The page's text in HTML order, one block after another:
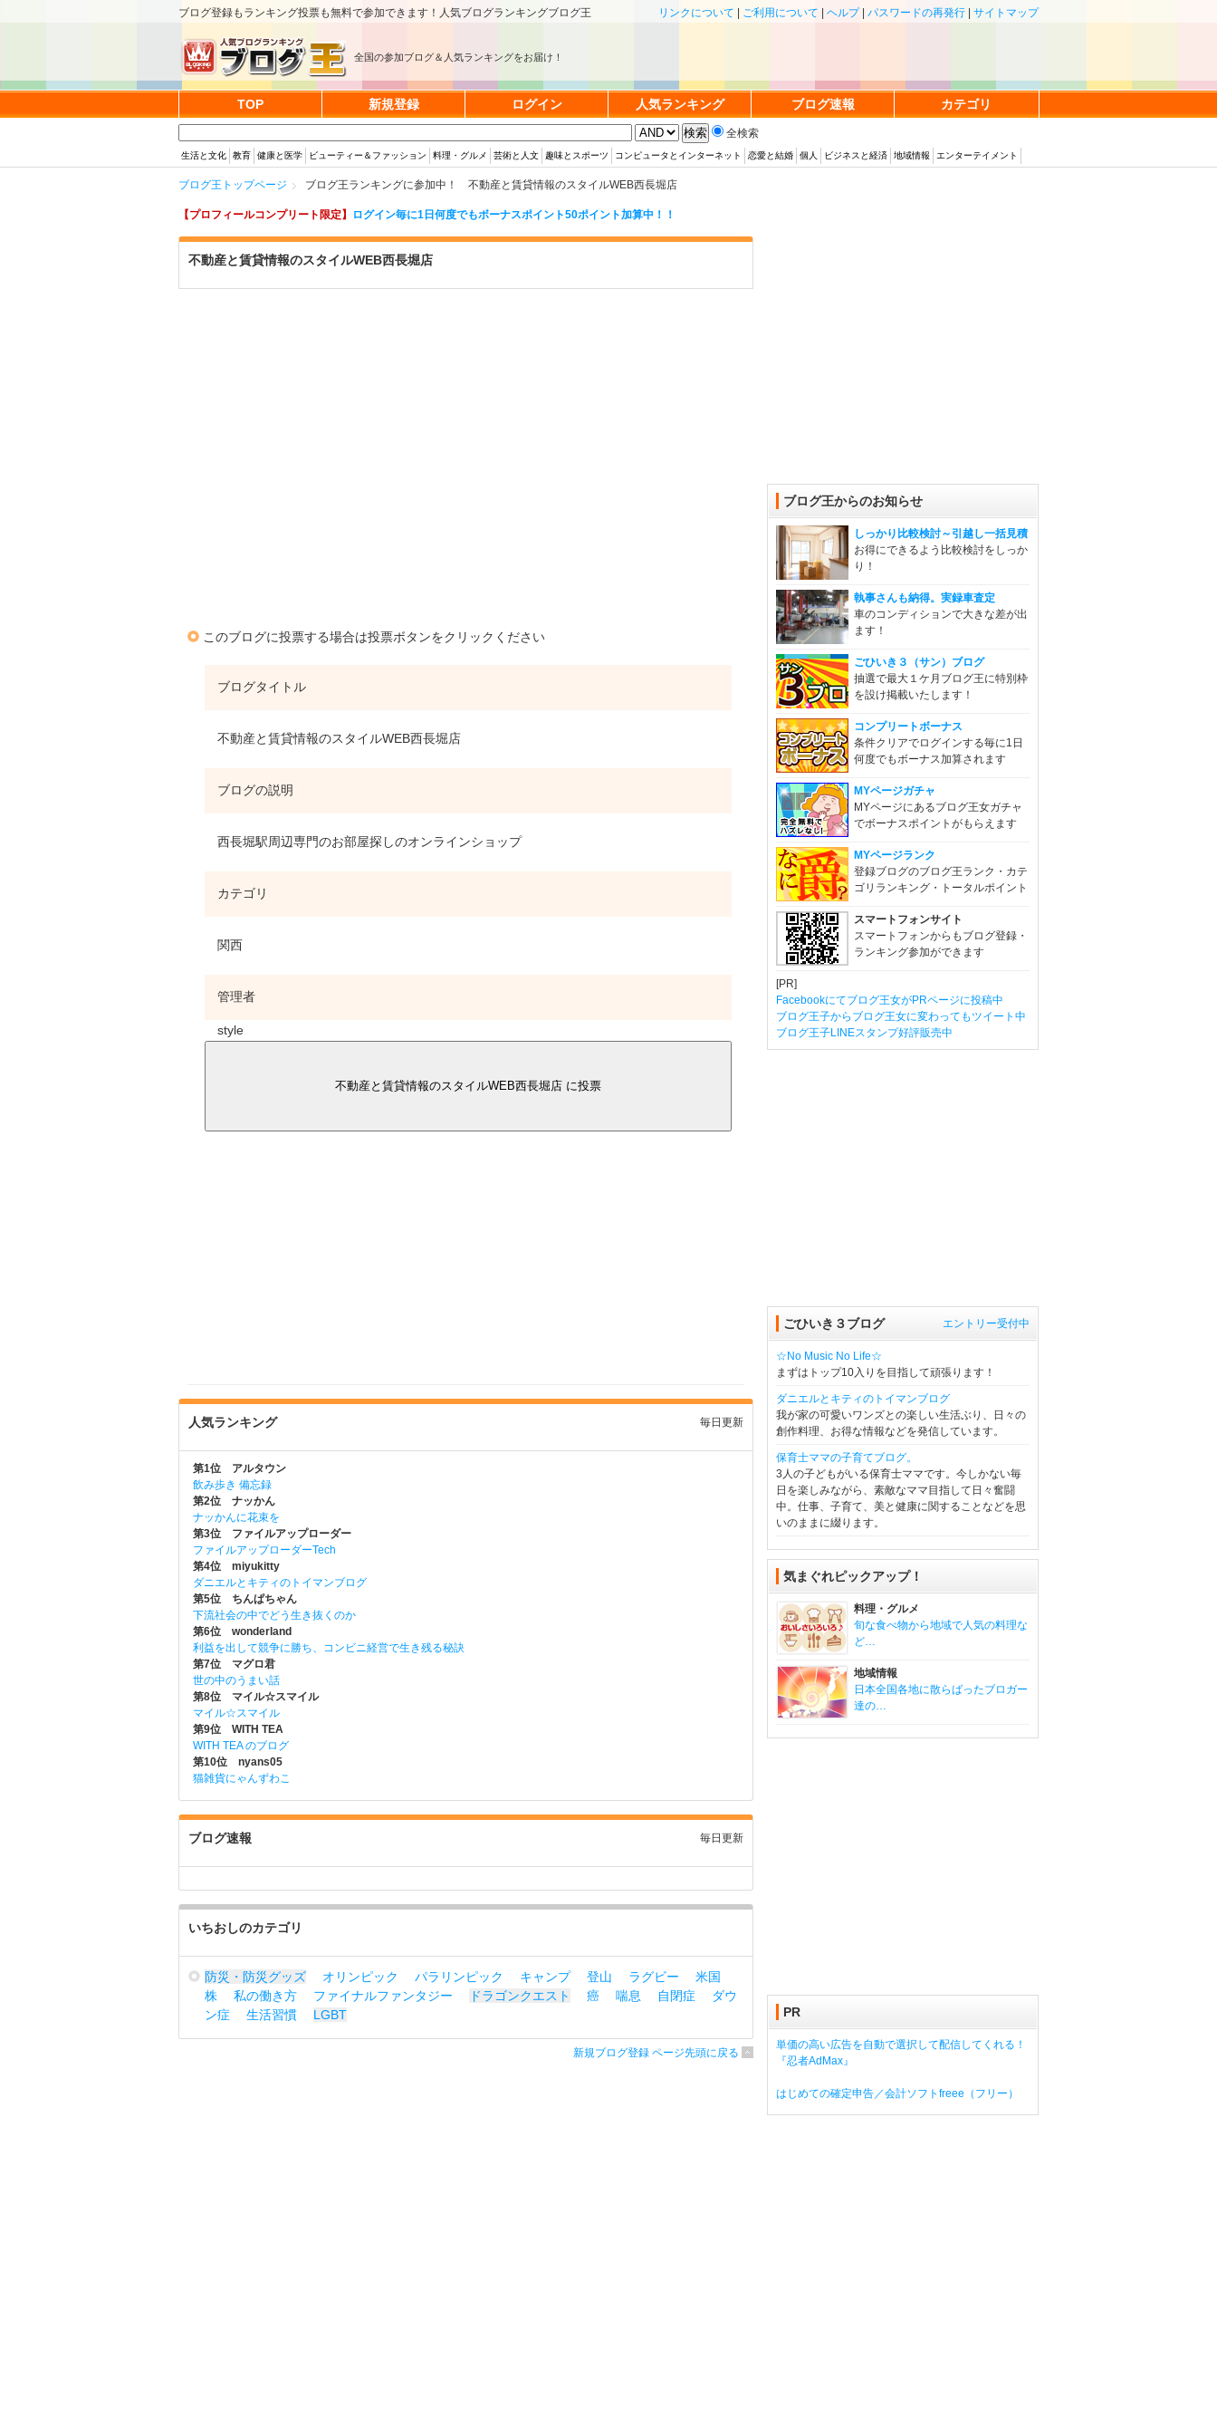
ブログ登録もランキング投票も無料で参加できます！人気ブログランキングブログ王 リンクについて ご利用について ヘルプ| パスワードの再発行 サイトマップ
全国の参加ブログ＆人気ランキングをお届け！
TOP 新規登録 ログイン 人気ランキング ブログ速報 カテゴリ
全検索
生活と文化 教育 健康と医学 ビューティー＆ファッション 料理・グルメ 芸術と人文 趣味とスポーツ コンピュータとインターネット 恋愛と結婚 個人 ビジネスと経済 地域情報 エンターテイメント
ブログ王トップページ ブログ王ランキングに参加中！ 不動産と賃貸情報のスタイルWEB西長堀店
【プロフィールコンプリート限定】 ログイン毎に1日何度でもボーナスポイント50ポイント加算中！！
不動産と賃貸情報のスタイルWEB西長堀店
このブログに投票する場合は投票ボタンをクリックください
ブログタイトル
不動産と賃貸情報のスタイルWEB西長堀店
ブログの説明
西長堀駅周辺専門のお部屋探しのオンラインショップ
カテゴリ
関西
管理者
style
人気ランキング 毎日更新
第1位 アルタウン
飲み歩き 備忘録
第2位 ナッかん
ナッかんに花束を
第3位 ファイルアップローダー
ファイルアップローダーTech
第4位 miyukitty
ダニエルとキティのトイマンブログ
第5位 ちんぱちゃん
下流社会の中でどう生き抜くのか
第6位 wonderland
利益を出して競争に勝ち、コンビニ経営で生き残る秘訣
第7位 マグロ君
世の中のうまい話
第8位 マイル☆スマイル
マイル☆スマイル
第9位 WITH TEA
WITH TEA のブログ
第10位 nyans05
猫雑貨にゃんずわこ
ブログ速報 毎日更新
いちおしのカテゴリ
防災・防災グッズ オリンピック パラリンピック キャンプ 登山 ラグビー
米国
株
私の働き方 ファイナルファンタジー ドラゴンクエスト 癌 喘息 自閉症
ダウ
ン症
生活習慣 LGBT
新規ブログ登録 ページ先頭に戻る
ブログ王からのお知らせ
しっかり比較検討～引越し一括見積
お得にできるよう比較検討をしっか
り！
執事さんも納得。実録車査定
車のコンディションで大きな差が出
ます！
ごひいき３（サン）ブログ
抽選で最大１ケ月ブログ王に特別枠
を設け掲載いたします！
コンプリートボーナス
条件クリアでログインする毎に1日
何度でもボーナス加算されます
MYページガチャ
MYページにあるブログ王女ガチャ
でボーナスポイントがもらえます
MYページランク
登録ブログのブログ王ランク・カテ
ゴリランキング・トータルポイント
スマートフォンサイト
スマートフォンからもブログ登録・
ランキング参加ができます
[PR]
Facebookにてブログ王女がPRページに投稿中
ブログ王子からブログ王女に変わってもツイート中
ブログ王子LINEスタンプ好評販売中
エントリー受付中
ごひいき３ブログ
☆No Music No Life☆
まずはトップ10入りを目指して頑張ります！
ダニエルとキティのトイマンブログ
我が家の可愛いワンズとの楽しい生活ぶり、日々の
創作料理、お得な情報などを発信しています。
保育士ママの子育てブログ。
3人の子どもがいる保育士ママです。今しかない毎
日を楽しみながら、素敵なママ目指して日々奮闘
中。仕事、子育て、美と健康に関することなどを思
いのままに綴ります。
気まぐれピックアップ！
料理・グルメ
旬な食べ物から地域で人気の料理な
ど…
地域情報
日本全国各地に散らばったブロガー
達の…
PR
単価の高い広告を自動で選択して配信してくれる！
『忍者AdMax』
はじめての確定申告／会計ソフトfreee（フリー）